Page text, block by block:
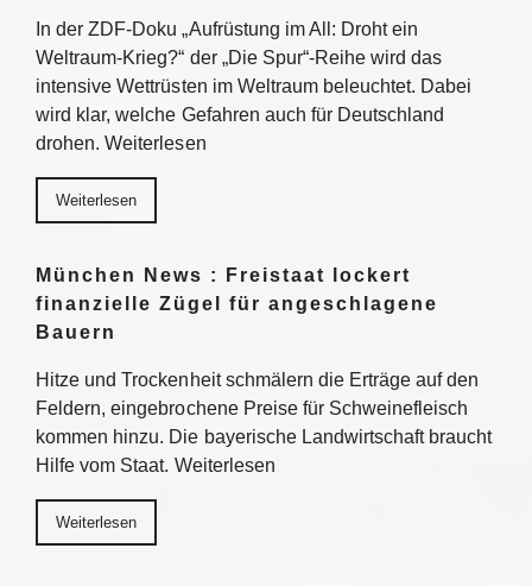
In der ZDF-Doku „Aufrüstung im All: Droht ein
Weltraum-Krieg?“ der „Die Spur“-Reihe wird das
intensive Wettrüsten im Weltraum beleuchtet. Dabei
wird klar, welche Gefahren auch für Deutschland
drohen. Weiterlesen
Weiterlesen
München News : Freistaat lockert
finanzielle Zügel für angeschlagene
Bauern
Hitze und Trockenheit schmälern die Erträge auf den
Feldern, eingebrochene Preise für Schweinefleisch
kommen hinzu. Die bayerische Landwirtschaft braucht
Hilfe vom Staat. Weiterlesen
Weiterlesen